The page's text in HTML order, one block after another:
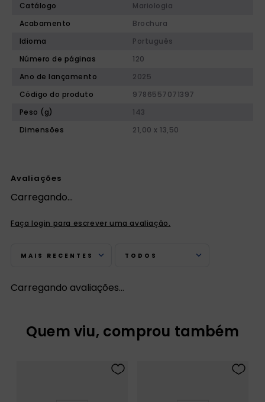
Catálogo
Mariologia
Acabamento
Brochura
Idioma
Português
Número de páginas
120
Ano de lançamento
2025
Código do produto
9786557071397
Peso (g)
143
Dimensões
21,00 x 13,50
Avaliações
Carregando…
Faça login para escrever uma avaliação.
MAIS RECENTES TODOS
Carregando avaliações…
Quem viu, comprou também